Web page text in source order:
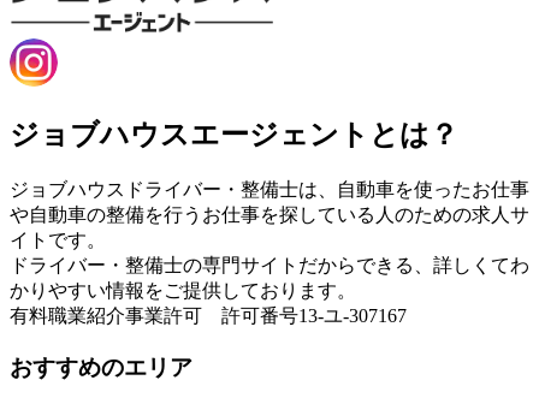
ジョブハウスエージェントとは？
ジョブハウスドライバー・整備士は、自動車を使ったお仕事
や自動車の整備を行うお仕事を探している人のための求人サ
イトです。
ドライバー・整備士の専門サイトだからできる、詳しくてわ
かりやすい情報をご提供しております。
有料職業紹介事業許可 許可番号13-ユ-307167
おすすめのエリア